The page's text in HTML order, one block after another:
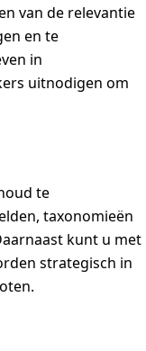
van de relevantie
en te
in
uitnodigen om
te
taxonomieën
kunt u met
strategisch in